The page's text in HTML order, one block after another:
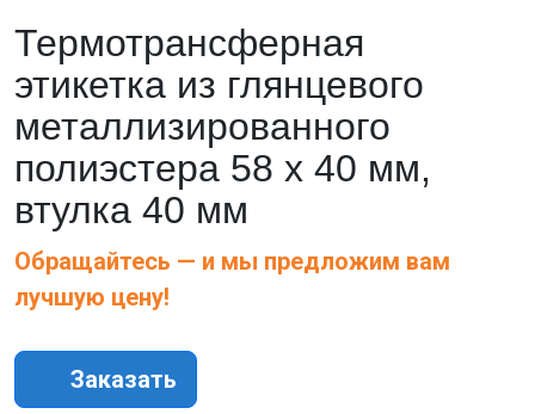
Термотрансферная
этикетка из глянцевого
металлизированного
полиэстера 58 x 40 мм,
втулка 40 мм
Обращайтесь — и мы предложим вам
лучшую цену!
Заказать